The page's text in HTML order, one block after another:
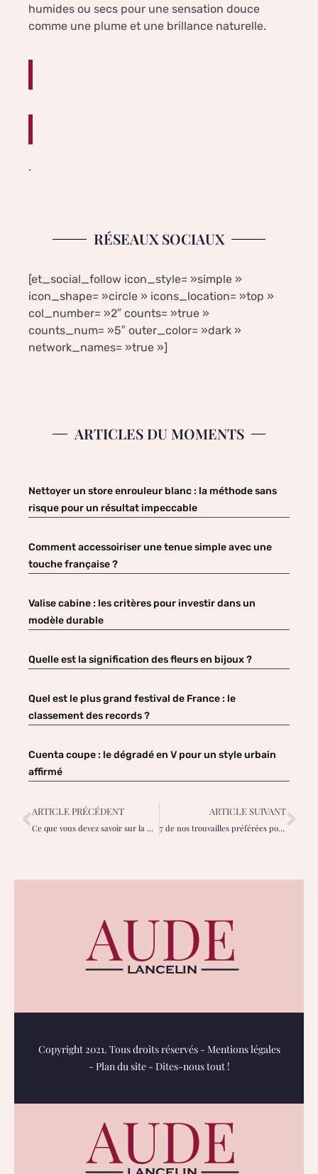
humides ou secs pour une sensation douce
comme une plume et une brillance naturelle.
.
RÉSEAUX SOCIAUX
[et_social_follow icon_style= »simple »
icon_shape= »circle » icons_location= »top »
col_number= »2″ counts= »true »
counts_num= »5″ outer_color= »dark »
network_names= »true »]
ARTICLES DU MOMENTS
Nettoyer un store enrouleur blanc : la méthode sans
risque pour un résultat impeccable
Comment accessoiriser une tenue simple avec une
touche française ?
Valise cabine : les critères pour investir dans un
modèle durable
Quelle est la signification des fleurs en bijoux ?
Quel est le plus grand festival de France : le
classement des records ?
Cuenta coupe : le dégradé en V pour un style urbain
affirmé
ARTICLE PRÉCÉDENT
Ce que vous devez savoir sur la manucure semi-permanente et le gel
ARTICLE SUIVANT
7 de nos trouvailles préférées pour la maison qui feront un cadeau parfait pour les fêtes
Copyright 2021. Tous droits réservés - Mentions légales
- Plan du site- Dites-nous tout !